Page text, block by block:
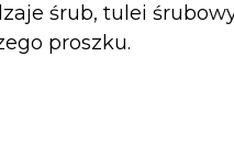
śrub, tulei
proszku.